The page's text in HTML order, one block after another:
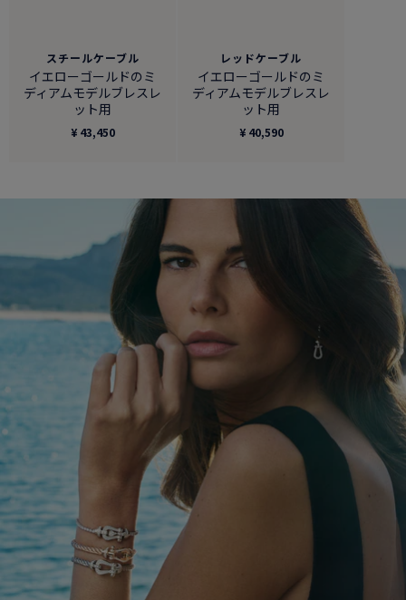
スチールケーブル
イエローゴールドのミ
ディアムモデルブレスレ
ット用
¥ 43,450
レッドケーブル
イエローゴールドのミ
ディアムモデルブレスレ
ット用
¥ 40,590